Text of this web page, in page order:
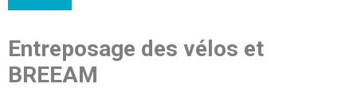
Entreposage des vélos et
BREEAM